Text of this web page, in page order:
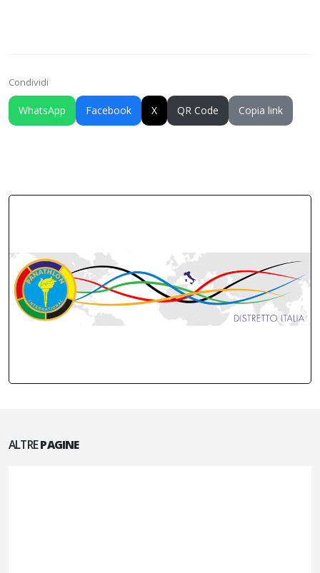
Condividi
WhatsApp Facebook X QR Code Copia link
ALTREPAGINE